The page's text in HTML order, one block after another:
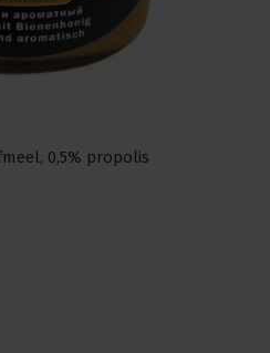
0,5% propolis